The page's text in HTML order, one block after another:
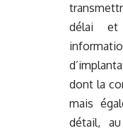
délai et
dont la
mais
détail,